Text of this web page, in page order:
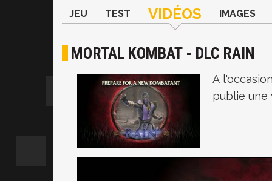
JEU TEST VIDÉOS IMAGES
MORTAL KOMBAT - DLC RAIN
A
publie une